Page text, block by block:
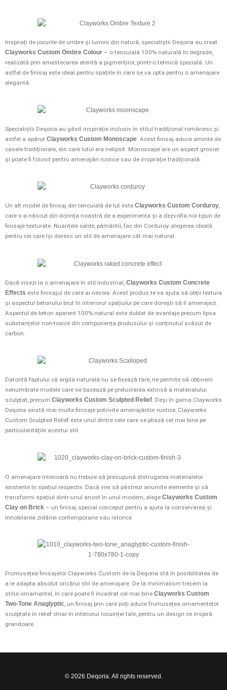
Inspirați de jocurile de umbre și lumini din natură, specialiștii Deqoria au creat
Clayworks Custom Ombre Colour – o tencuială 100% naturală în degrade,
realizată prin amestecarea atentă a pigmenților, printr-o tehnică specială. Un
astfel de finisaj este ideal pentru spațiile în care se va opta pentru o amenajare
elegantă.
Specialiștii Deqoria au găsit inspirație inclusiv în stilul tradițional românesc și
astfel a apărut Clayworks Custom Monoscape. Acest finisaj aduce aminte de
casele tradiționale, din care lutul era nelipsit. Monoscape are un aspect grosier
și poate fi folosit pentru amenajări rustice sau de inspirație tradițională.
Un alt model de finisaj din tencuială de lut este Clayworks Custom Corduroy,
care s-a născut din dorința noastră de a experimenta și a dezvolta noi tipuri de
finisaje texturate. Nuanțele calde, pământii, fac din Corduroy alegerea ideală
pentru cei care își doresc un stil de amenajare cât mai natural.
Dacă visezi la o amenajare în stil industrial, Clayworks Custom Concrete
Effects este finisajul de care ai nevoie. Acest produs te va ajuta să obții textura
și aspectul betonului brut în interiorul spațiului pe care dorești să îl amenajezi.
Aspectul de beton aparent 100% natural este dublat de avantaje precum lipsa
substanțelor non-toxice din componența produsului și conținutul scăzut de
carbon.
Datorită faptului că argila naturală nu se fixează tare, ne permite să obținem
nenumărate modele care se bazează pe prelucrarea extinsă a materialului
sculptat, precum Clayworks Custom Sculpted Relief. Deși în gama Clayworks
Deqoria există mai multe finisaje potrivite amenajărilor rustice, Clayworks
Custom Sculpted Relief este unul dintre cele care se pliază cel mai bine pe
particularitățile acestui stil.
O amenajare interioară nu trebuie să presupună distrugerea materialelor
existente în spațiul respectiv. Dacă vrei să păstrezi anumite elemente și să
transformi spațiul dintr-unul anost în unul modern, alege Clayworks Custom
Clay on Brick – un finisaj special conceput pentru a ajuta la conservarea și
înnobilarea zidăriei contemporane sau istorice.
Frumusețea finisajelor Clayworks Custom de la Deqoria stă în posibilitatea de
a le adapta absolut oricărui stil de amenajare. De la minimalism trecem la
stilul ornamental, în care poate fi încadrat cel mai bine Clayworks Custom
Two-Tone Anaglyptic, un finisaj prin care poți aduce frumusețea ornamentelor
sculptate în relief chiar în interiorul locuinței tale, pentru un design ce inspiră
grandoare.
© 2026 Deqoria. All rights reserved.